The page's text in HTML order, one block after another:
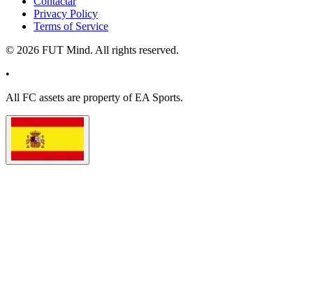
Privacy Policy
Terms of Service
© 2026 FUT Mind. All rights reserved.
•
All FC assets are property of EA Sports.